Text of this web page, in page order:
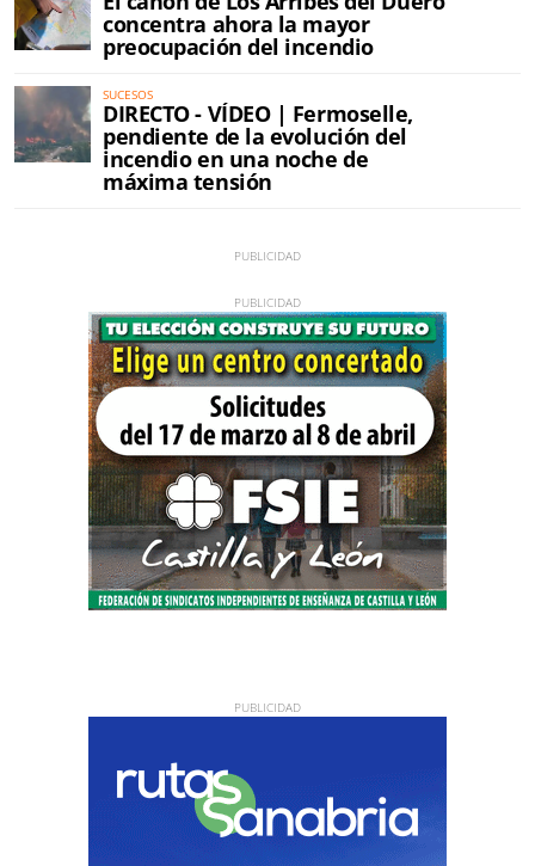
concentra ahora la mayor
preocupación del incendio
SUCESOS
DIRECTO - VÍDEO | Fermoselle,
pendiente de la evolución del
incendio en una noche de
máxima tensión